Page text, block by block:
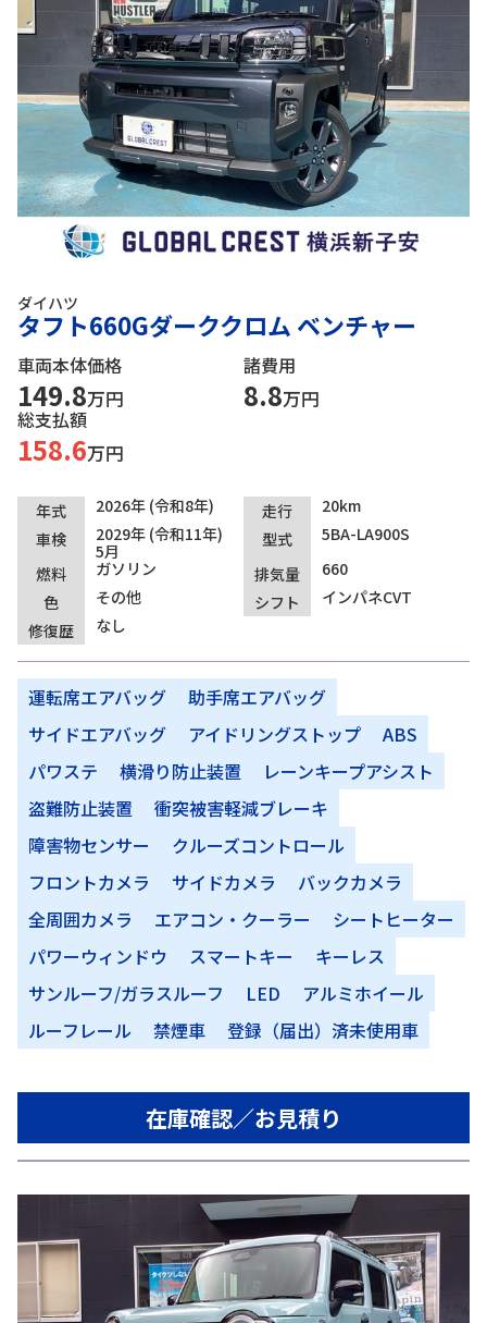
ダイハツ
タフト660Gダーククロム ベンチャー
車両本体価格
149.8万円
諸費用
8.8万円
総支払額
158.6万円
年式 2026年 (令和8年) 走行
20km
車検
2029年 (令和11年)
5月
型式
5BA-LA900S
燃料
ガソリン 排気量
660
色
その他 シフト
インパネCVT
修復歴
なし
運転席エアバッグ
助手席エアバッグ
サイドエアバッグ
アイドリングストップ
ABS
パワステ
横滑り防止装置
レーンキープアシスト
盗難防止装置
衝突被害軽減ブレーキ
障害物センサー
クルーズコントロール
フロントカメラ
サイドカメラ
バックカメラ
全周囲カメラ
エアコン・クーラー
シートヒーター
パワーウィンドウ
スマートキー
キーレス
サンルーフ/ガラスルーフ
LED
アルミホイール
ルーフレール
禁煙車 登録（届出）済未使用車
在庫確認／お見積り